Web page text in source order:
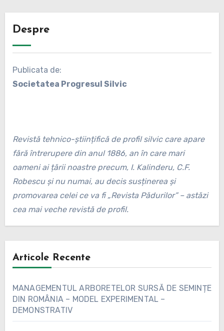
Despre
Publicata de:
Societatea Progresul Silvic
Revistă tehnico-științifică de profil silvic care apare
fără întrerupere din anul 1886, an în care mari
oameni ai țării noastre precum, I. Kalinderu, C.F.
Robescu și nu numai, au decis susținerea și
promovarea celei ce va fi „Revista Pădurilor” – astăzi
cea mai veche revistă de profil.
Articole Recente
MANAGEMENTUL ARBORETELOR SURSĂ DE SEMINȚE
DIN ROMÂNIA – MODEL EXPERIMENTAL –
DEMONSTRATIV